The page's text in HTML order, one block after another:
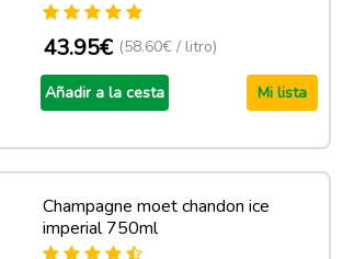
43.95€ (58.60€ / litro)
Añadir a la cesta Mi lista
Champagne moet chandon ice
imperial 750ml